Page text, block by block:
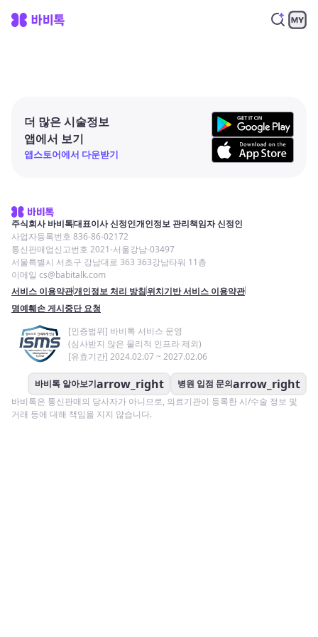
더 많은 시술정보
앱에서 보기
앱스토어에서 다운받기
주식회사 바비톡대표이사 신정인개인정보 관리책임자 신정인
사업자등록번호 836-86-02172
통신판매업신고번호 2021-서울강남-03497
서울특별시 서초구 강남대로 363 363강남타워 11층
이메일 cs@babitalk.com
서비스 이용약관개인정보 처리 방침위치기반 서비스 이용약관
명예훼손 게시중단 요청
[인증범위] 바비톡 서비스 운영
(심사받지 않은 물리적 인프라 제외)
[유효기간] 2024.02.07 ~ 2027.02.06
바비톡 알아보기arrow_right 병원 입점 문의arrow_right
바비톡은 통신판매의 당사자가 아니므로, 의료기관이 등록한 시/수술 정보 및
거래 등에 대해 책임을 지지 않습니다.